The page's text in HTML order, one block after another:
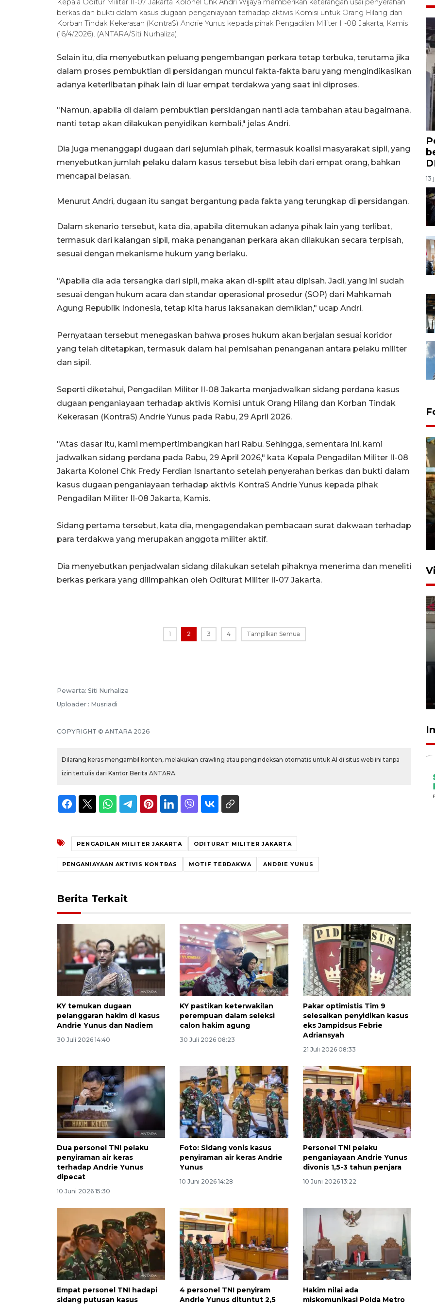
Kepala Oditur Militer II-07 Jakarta Kolonel Chk Andri Wijaya memberikan keterangan usai penyerahan
berkas dan bukti dalam kasus dugaan penganiayaan terhadap aktivis Komisi untuk Orang Hilang dan
Korban Tindak Kekerasan (KontraS) Andrie Yunus kepada pihak Pengadilan Militer II-08 Jakarta, Kamis
(16/4/2026). (ANTARA/Siti Nurhaliza).
Selain itu, dia menyebutkan peluang pengembangan perkara tetap terbuka, terutama jika
dalam proses pembuktian di persidangan muncul fakta-fakta baru yang mengindikasikan
adanya keterlibatan pihak lain di luar empat terdakwa yang saat ini diproses.
"Namun, apabila di dalam pembuktian persidangan nanti ada tambahan atau bagaimana,
nanti tetap akan dilakukan penyidikan kembali," jelas Andri.
Dia juga menanggapi dugaan dari sejumlah pihak, termasuk koalisi masyarakat sipil, yang
menyebutkan jumlah pelaku dalam kasus tersebut bisa lebih dari empat orang, bahkan
mencapai belasan.
Menurut Andri, dugaan itu sangat bergantung pada fakta yang terungkap di persidangan.
Dalam skenario tersebut, kata dia, apabila ditemukan adanya pihak lain yang terlibat,
termasuk dari kalangan sipil, maka penanganan perkara akan dilakukan secara terpisah,
sesuai dengan mekanisme hukum yang berlaku.
"Apabila dia ada tersangka dari sipil, maka akan di-split atau dipisah. Jadi, yang ini sudah
sesuai dengan hukum acara dan standar operasional prosedur (SOP) dari Mahkamah
Agung Republik Indonesia, tetap kita harus laksanakan demikian," ucap Andri.
Pernyataan tersebut menegaskan bahwa proses hukum akan berjalan sesuai koridor
yang telah ditetapkan, termasuk dalam hal pemisahan penanganan antara pelaku militer
dan sipil.
Seperti diketahui, Pengadilan Militer II-08 Jakarta menjadwalkan sidang perdana kasus
dugaan penganiayaan terhadap aktivis Komisi untuk Orang Hilang dan Korban Tindak
Kekerasan (KontraS) Andrie Yunus pada Rabu, 29 April 2026.
"Atas dasar itu, kami mempertimbangkan hari Rabu. Sehingga, sementara ini, kami
jadwalkan sidang perdana pada Rabu, 29 April 2026," kata Kepala Pengadilan Militer II-08
Jakarta Kolonel Chk Fredy Ferdian Isnartanto setelah penyerahan berkas dan bukti dalam
kasus dugaan penganiayaan terhadap aktivis KontraS Andrie Yunus kepada pihak
Pengadilan Militer II-08 Jakarta, Kamis.
Sidang pertama tersebut, kata dia, mengagendakan pembacaan surat dakwaan terhadap
para terdakwa yang merupakan anggota militer aktif.
Dia menyebutkan penjadwalan sidang dilakukan setelah pihaknya menerima dan meneliti
berkas perkara yang dilimpahkan oleh Oditurat Militer II-07 Jakarta.
1 2 3 4 Tampilkan Semua
Pewarta: Siti Nurhaliza
Uploader : Musriadi
COPYRIGHT © ANTARA 2026
Dilarang keras mengambil konten, melakukan crawling atau pengindeksan otomatis untuk AI di situs web ini tanpa
izin tertulis dari Kantor Berita ANTARA.
PENGADILAN MILITER JAKARTA ODITURAT MILITER JAKARTA
PENGANIAYAAN AKTIVIS KONTRAS MOTIF TERDAKWA ANDRIE YUNUS
Berita Terkait
KY temukan dugaan
pelanggaran hakim di kasus
Andrie Yunus dan Nadiem
30 Juli 2026 14:40
KY pastikan keterwakilan
perempuan dalam seleksi
calon hakim agung
30 Juli 2026 08:23
Pakar optimistis Tim 9
selesaikan penyidikan kasus
eks Jampidsus Febrie
Adriansyah
21 Juli 2026 08:33
Dua personel TNI pelaku
penyiraman air keras
terhadap Andrie Yunus
dipecat
10 Juni 2026 15:30
Foto: Sidang vonis kasus
penyiraman air keras Andrie
Yunus
10 Juni 2026 14:28
Personel TNI pelaku
penganiayaan Andrie Yunus
divonis 1,5-3 tahun penjara
10 Juni 2026 13:22
Empat personel TNI hadapi
sidang putusan kasus
4 personel TNI penyiram
Andrie Yunus dituntut 2,5
Hakim nilai ada
miskomunikasi Polda Metro
13
rakitan di Padang
15 Juli 2026 14:05
Awas penipuan berbasis AI
2026-08-07 13:45:00